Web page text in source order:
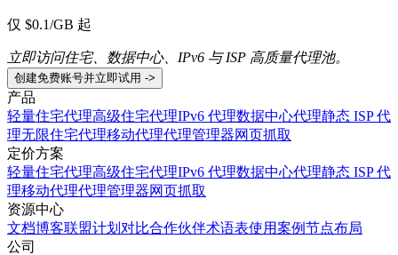
仅 $0.1/GB 起
立即访问住宅、数据中心、IPv6 与 ISP 高质量代理池。
创建免费账号并立即试用 ->
产品
轻量住宅代理高级住宅代理IPv6 代理数据中心代理静态 ISP 代
理无限住宅代理移动代理代理管理器网页抓取
定价方案
轻量住宅代理高级住宅代理IPv6 代理数据中心代理静态 ISP 代
理移动代理代理管理器网页抓取
资源中心
文档博客联盟计划 对比合作伙伴术语表使用案例节点布局
公司